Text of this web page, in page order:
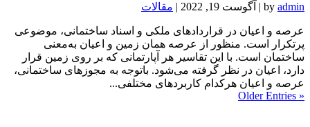
by admin
| آگوست 19, 2022 | مقالات
عرصه و اعیان در قراردادهای ملکی و اسناد ساختمانی، موضوعی
پرتکرار است. منظور از عرصه همان زمین و اعیان به‌معنی
ساختمان است. با این تقاسیر هر آپارتمانی که بر روی زمین قرار
دارد، اعیان در نظر گرفته می‌شود. باتوجه به مجوزهای ساختمانی،
عرصه و اعیان هرکدام کاربردهای مختلفی...
« Older Entries